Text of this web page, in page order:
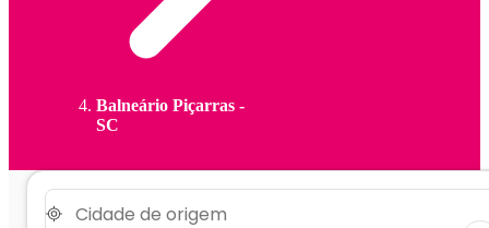
Balneário Piçarras -
SC